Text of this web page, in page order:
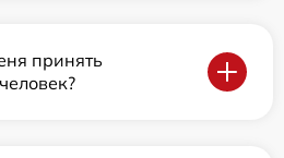
принять